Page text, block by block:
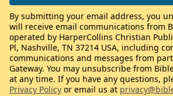
By submitting your email address, you
will receive email communications from
operated by HarperCollins Christian
Pl, Nashville, TN 37214 USA, including
communications and messages from
Gateway. You may unsubscribe from
at any time. If you have any questions,
Privacy Policy or email us at